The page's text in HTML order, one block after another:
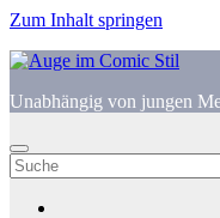
Zum Inhalt springen
Unabhängig von jungen